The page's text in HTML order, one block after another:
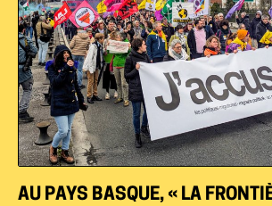
AU PAYS BASQUE, « LA